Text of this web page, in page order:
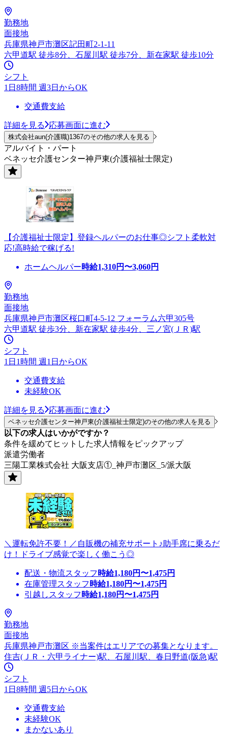
勤務地
面接地
兵庫県神戸市灘区記田町2-1-11
六甲道駅 徒歩8分、石屋川駅 徒歩7分、新在家駅 徒歩10分
シフト
1日8時間 週3日からOK
交通費支給
詳細を見る 応募画面に進む
株式会社aun(介護職)1367のその他の求人を見る
アルバイト・パート
ベネッセ介護センター神戸東(介護福祉士限定)
【介護福祉士限定】登録ヘルパーのお仕事◎シフト柔軟対
応!高時給で稼げる!
ホームヘルパー時給1,310円〜3,060円
勤務地
面接地
兵庫県神戸市灘区桜口町4-5-12 フォーラム六甲305号
六甲道駅 徒歩3分、新在家駅 徒歩4分、三ノ宮(ＪＲ)駅
シフト
1日1時間 週1日からOK
交通費支給
未経験OK
詳細を見る 応募画面に進む
ベネッセ介護センター神戸東(介護福祉士限定)のその他の求人を見る
以下の求人はいかがですか？
条件を緩めてヒットした求人情報をピックアップ
派遣労働者
三陽工業株式会社 大阪支店①_神戸市灘区_5/派大阪
＼運転免許不要！／自販機の補充サポート♪助手席に乗るだ
け！ドライブ感覚で楽しく働こう◎
配送・物流スタッフ 時給1,180円〜1,475円
在庫管理スタッフ 時給1,180円〜1,475円
引越しスタッフ 時給1,180円〜1,475円
勤務地
面接地
兵庫県神戸市灘区 ※当案件はエリアでの募集となります。
住吉(ＪＲ・六甲ライナー)駅、石屋川駅、春日野道(阪急)駅
シフト
1日8時間 週5日からOK
交通費支給
未経験OK
まかないあり